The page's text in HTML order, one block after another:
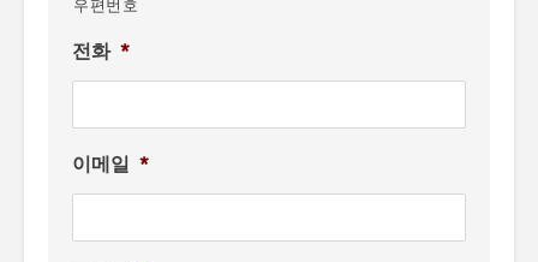
우편번호
전화 *
이메일 *